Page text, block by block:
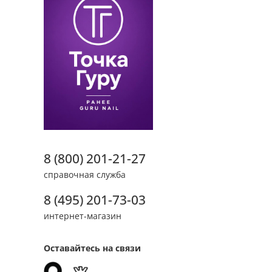
8 (800) 201-21-27
справочная служба
8 (495) 201-73-03
интернет-магазин
Оставайтесь на связи